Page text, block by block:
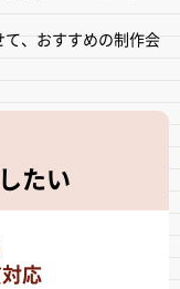
、おすすめの制作会
たい
応